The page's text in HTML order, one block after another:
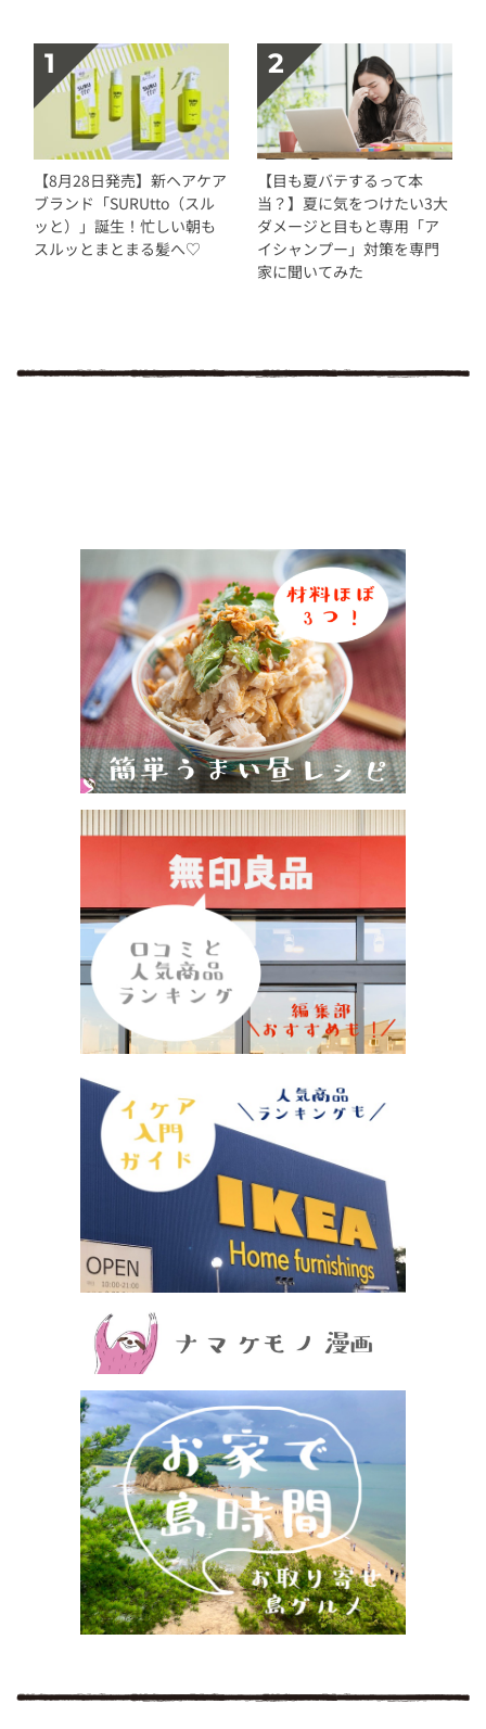
【8月28日発売】新ヘアケア
ブランド「SURUtto（スル
ッと）」誕生！忙しい朝も
スルッとまとまる髪へ♡
【目も夏バテするって本
当？】夏に気をつけたい3大
ダメージと目もと専用「ア
イシャンプー」対策を専門
家に聞いてみた